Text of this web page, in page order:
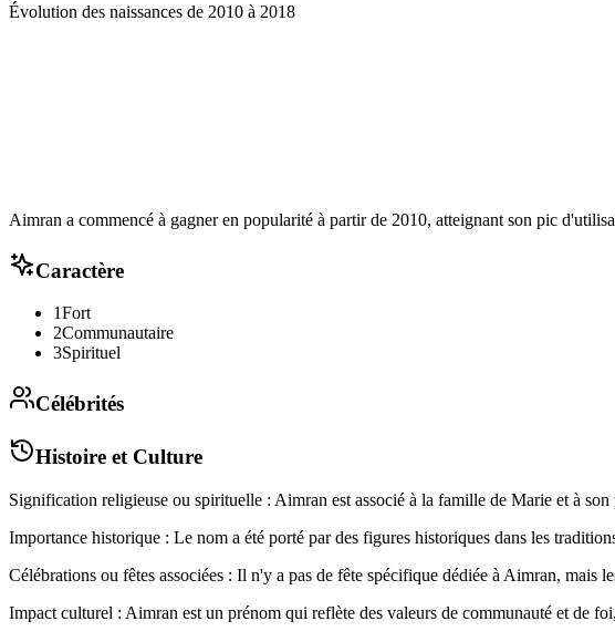
Évolution des naissances de 2010 à 2018
Aimran a commencé à gagner en popularité à partir de 2010, atteignant son pic
Caractère
1Fort
2Communautaire
3Spirituel
Célébrités
Histoire et Culture
Signification religieuse ou spirituelle : Aimran est associé à la famille de Marie et à
Importance historique : Le nom a été porté par des figures historiques dans les
Célébrations ou fêtes associées : Il n'y a pas de fête spécifique dédiée à Aimran,
Impact culturel : Aimran est un prénom qui reflète des valeurs de communauté et de